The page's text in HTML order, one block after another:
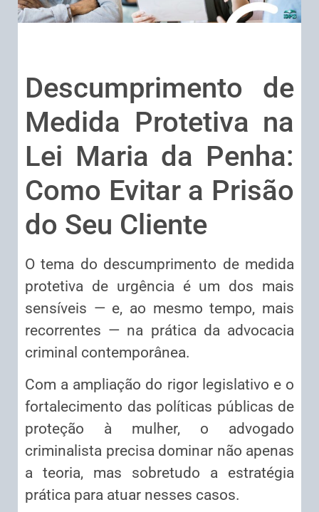
Descumprimento de
Medida Protetiva na
Lei Maria da Penha:
Como Evitar a Prisão
do Seu Cliente
O tema do descumprimento de medida
protetiva de urgência é um dos mais
sensíveis — e, ao mesmo tempo, mais
recorrentes — na prática da advocacia
criminal contemporânea.
Com a ampliação do rigor legislativo e o
fortalecimento das políticas públicas de
proteção à mulher, o advogado
criminalista precisa dominar não apenas
a teoria, mas sobretudo a estratégia
prática para atuar nesses casos.